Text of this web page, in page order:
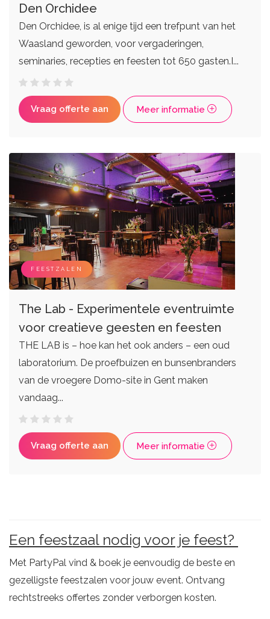
Den Orchidee
Den Orchidee, is al enige tijd een trefpunt van het
Waasland geworden, voor vergaderingen,
seminaries, recepties en feesten tot 650 gasten.I...
Vraag offerte aan Meer informatie
FEESTZALEN
The Lab - Experimentele eventruimte
voor creatieve geesten en feesten
THE LAB is – hoe kan het ook anders – een oud
laboratorium. De proefbuizen en bunsenbranders
van de vroegere Domo-site in Gent maken
vandaag...
Vraag offerte aan Meer informatie
Een feestzaal nodig voor je feest?
Met PartyPal vind & boek je eenvoudig de beste en
gezelligste feestzalen voor jouw event. Ontvang
rechtstreeks offertes zonder verborgen kosten.